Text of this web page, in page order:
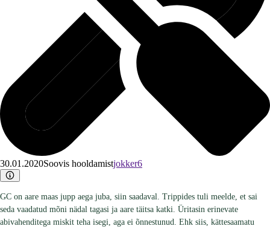
30.01.2020Soovis hooldamistjokker6
GC on aare maas jupp aega juba, siin saadaval. Trippides tuli meelde, et sai
seda vaadatud mõni nädal tagasi ja aare täitsa katki. Üritasin erinevate
abivahenditega miskit teha isegi, aga ei õnnestunud. Ehk siis, kättesaamatu